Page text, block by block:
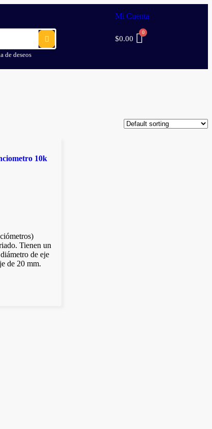
Mi Cuenta
$0.00
de deseos
10k
Tienen un
de eje
de 20 mm.